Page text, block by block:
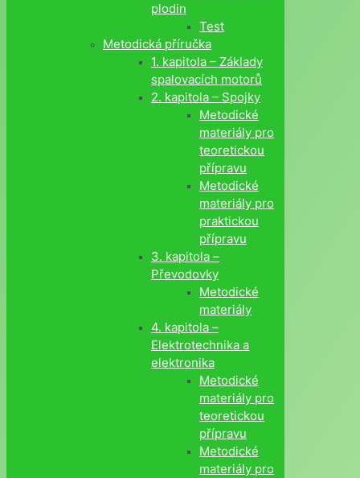
plodin
Test
Metodická příručka
1. kapitola – Základy
spalovacích motorů
2. kapitola – Spojky
Metodické
materiály pro
teoretickou
přípravu
Metodické
materiály pro
praktickou
přípravu
3. kapitola –
Převodovky
Metodické
materiály
4. kapitola –
Elektrotechnika a
elektronika
Metodické
materiály pro
teoretickou
přípravu
Metodické
materiály pro